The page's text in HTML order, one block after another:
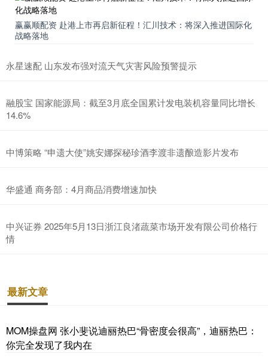
赢赢顺配资 赴港上市再启新征程！汇川技术：将深入推进国际化
战略落地
永星速配 山东发布强对流天气灾害风险预警提示
融股宝 国家能源局：截至3月底全国累计发电装机容量同比增长
14.6%
中博策略 “申遗大使”姚安娜探秘珍酒李渡非遗酿造影片发布
华盛通 商务部：4月商品消费增速加快
中兴证券 2025年5月13日浙江良渚蔬菜市场开发有限公司价格行
情
最新文章
MOM操盘网 张小斐说迪丽热巴“骨密度会很高”，迪丽热巴：
你完全发现了我内在